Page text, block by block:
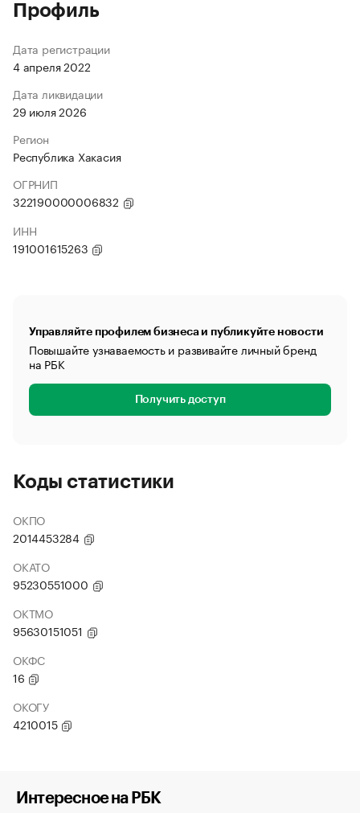
Профиль
Дата регистрации
4 апреля 2022
Дата ликвидации
29 июля 2026
Регион
Республика Хакасия
ОГРНИП
322190000006832
ИНН
191001615263
Управляйте профилем бизнеса и публикуйте новости
Повышайте узнаваемость и развивайте личный бренд
на РБК
Получить доступ
Коды статистики
ОКПО
2014453284
ОКАТО
95230551000
ОКТМО
95630151051
ОКФС
16
ОКОГУ
4210015
Интересное на РБК